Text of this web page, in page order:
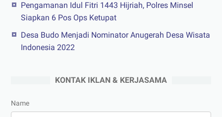
Pengamanan Idul Fitri 1443 Hijriah, Polres Minsel
Siapkan 6 Pos Ops Ketupat
Desa Budo Menjadi Nominator Anugerah Desa Wisata
Indonesia 2022
KONTAK IKLAN & KERJASAMA
Name